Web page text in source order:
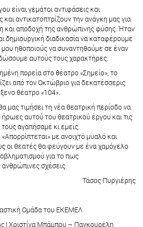
είναι γεμάτοι αντιφάσεις και
αντικατοπτρίζουν την ανάγκη μας για
και αποδοχή της ανθρώπινης φύσης. Ήταν
δημιουργική διαδικασία να καταφέρουμε
ηθοποιούς να συναντηθούμε σε έναν
αυτούς τους χαρακτήρες.
πορεία στο θέατρο «Σημείο», το
από τον Οκτώβριο για δεκατέσσερις
θέατρο «104».
μας τιμήσει τη νέα θεατρική περίοδο να
ήρωες αυτού του θεατρικού έργου και τις
αγαπήσαμε κι εμείς.
με ανοιχτό μυαλό και
οι θεατές θα φεύγουν με ένα χαμόγελο
για το πως
σχέσεις.
Τάσος Πυργιέρης
Ομάδα του ΕΚΕΜΕΛ
| Χριστίνα Μπάμπου – Παγκουρέλη